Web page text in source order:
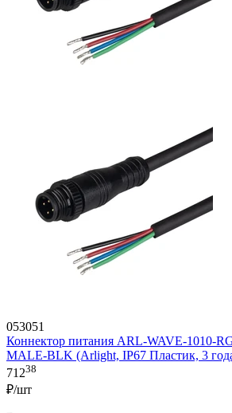
053051
Коннектор питания ARL-WAVE-1010-
MALE-BLK (Arlight, IP67 Пластик, 3
71238
₽/шт